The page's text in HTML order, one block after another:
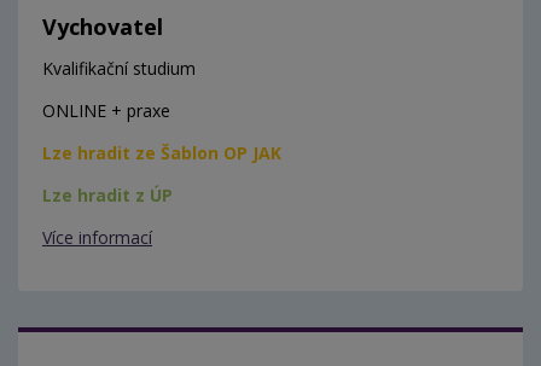
Vychovatel
Kvalifikační studium
ONLINE + praxe
Lze hradit ze Šablon OP JAK
Lze hradit z ÚP
Více informací